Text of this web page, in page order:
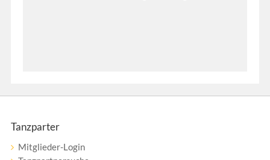
Tanzparter
Mitglieder-Login